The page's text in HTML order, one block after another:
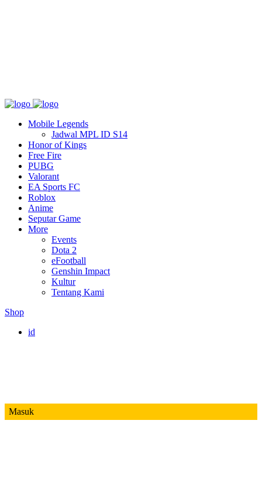
Mobile Legends
Jadwal MPL ID S14
Honor of Kings
Free Fire
PUBG
Valorant
EA Sports FC
Roblox
Anime
Seputar Game
More
Events
Dota 2
eFootball
Genshin Impact
Kultur
Tentang Kami
Shop
id
Masuk